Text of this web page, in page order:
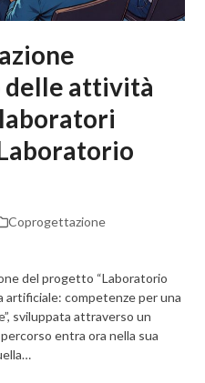
delle attività
Coprogettazione
del progetto “Laboratorio
artificiale: competenze per una
sviluppata attraverso un
entra ora nella sua